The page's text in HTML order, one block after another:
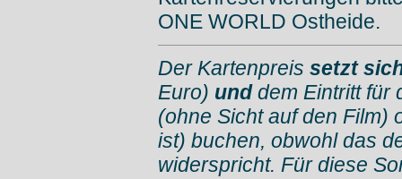
ONE WORLD Ostheide.
Der Kartenpreis setzt
Euro) unddem Eintritt für
(ohne Sicht auf den Film)
ist) buchen, obwohl das
widerspricht. Für diese